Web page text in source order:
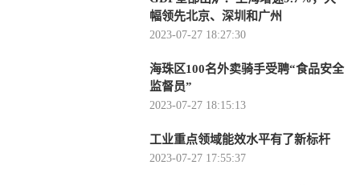
幅领先北京、深圳和广州
2023-07-27 18:27:30
海珠区100名外卖骑手受聘“食品安全
监督员”
2023-07-27 18:15:13
工业重点领域能效水平有了新标杆
2023-07-27 17:55:37